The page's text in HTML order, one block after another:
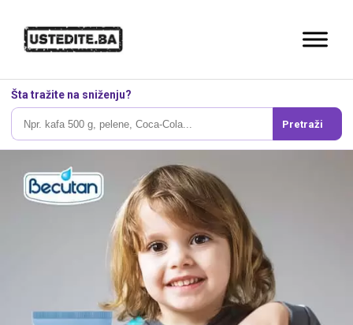
Šta tražite na sniženju?
Pretraži